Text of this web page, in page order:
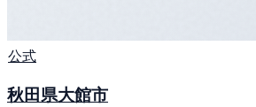
公式
秋田県大館市